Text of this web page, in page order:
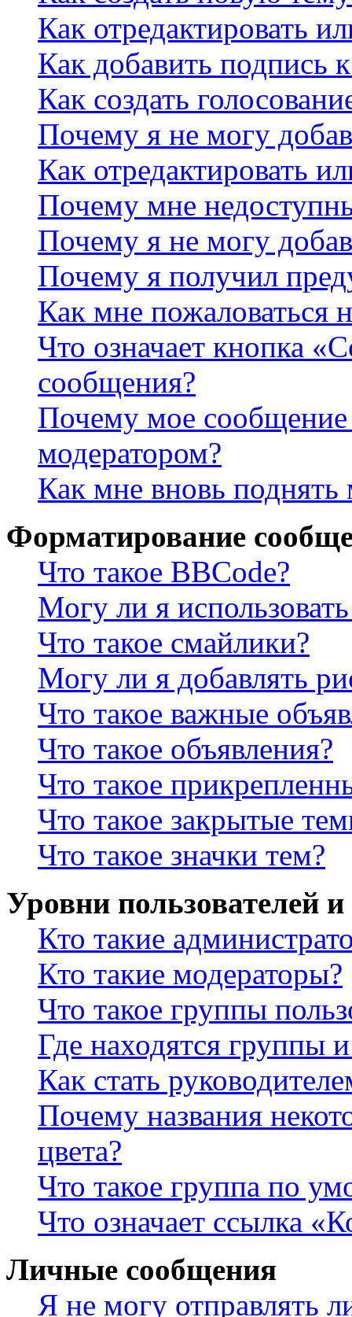
Как отредактировать
Как добавить подпись
Как создать
Почему я не могу
Как отредактировать
Почему мне
Почему я не могу
Почему я получил
Как мне пожаловаться
Что означает кнопка
сообщения?
Почему мое сообщение
модератором?
Как мне вновь
Форматирование
Что такое BBCode?
Могу ли я
Что такое смайлики?
Могу ли я добавлять
Что такое важные
Что такое объявления?
Что такое
Что такое закрытые
Что такое значки тем?
Уровни пользователей
Кто такие
Кто такие модераторы?
Что такое группы
Где находятся группы
Как стать
Почему названия
цвета?
Что такое группа по
Что означает ссылка
Личные сообщения
Я не могу отправлять